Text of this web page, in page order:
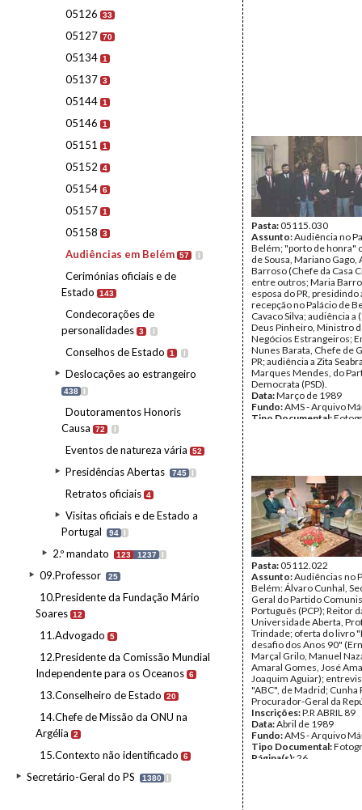
05126 33
05127 70
05134 1
05137 3
05144 1
05146 1
05151 1
05152 4
05154 6
05157 1
05158 3
Audiências em Belém 57 I
Cerimónias oficiais e de
Estado
143
Condecorações de
personalidades 3 I
Conselhos de Estado 1 I
Deslocações ao estrangeiro
438 I
Doutoramentos Honoris
Causa
72 I
Eventos de natureza vária 52
Presidências Abertas 745 I
Retratos oficiais 4
Visitas oficiais e de Estado a
Portugal
94 I
2.º mandato 123 1237 I
09.Professor 25
10.Presidente da Fundação Mário
Soares 12
11.Advogado 5
12.Presidente da Comissão Mundial
Independente para os Oceanos 6
13.Conselheiro de Estado 20
14.Chefe de Missão da ONU na
Argélia
2
15.Contexto não identificado 6
Secretário-Geral do PS 1380 I
Pasta:05115.030
Assunto:Audiência no
Belém; "porto de honra"
de Sousa, Mariano Gago,
Barroso (Chefe da Casa
entre outros; Maria
esposa do PR, presidindo
recepção no Palácio de
Cavaco Silva; audiência a (
Deus Pinheiro, Ministro
Negócios Estrangeiros;
Nunes Barata, Chefe de
PR; audiência a Zita
Marques Mendes, do
Democrata (PSD).
Data:Março de 1989
Fundo:AMS - Arquivo
Tipo Documental:
Pasta:05112.022
Assunto:Audiências no
Belém: Álvaro Cunhal,
Geral do Partido
Português (PCP); Reitor
Universidade Aberta,
Trindade; oferta do livro
desafio dos Anos 90"
Marçal Grilo, Manuel
Amaral Gomes, José
Joaquim Aguiar);
"ABC", de Madrid; Cunha
Procurador-Geral da
Inscrições:P.R ABRIL 89
Data:Abril de 1989
Fundo:AMS - Arquivo
Tipo Documental:
Página(s):26